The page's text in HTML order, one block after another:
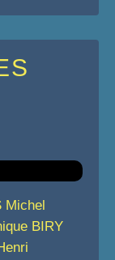
Michel
BIRY